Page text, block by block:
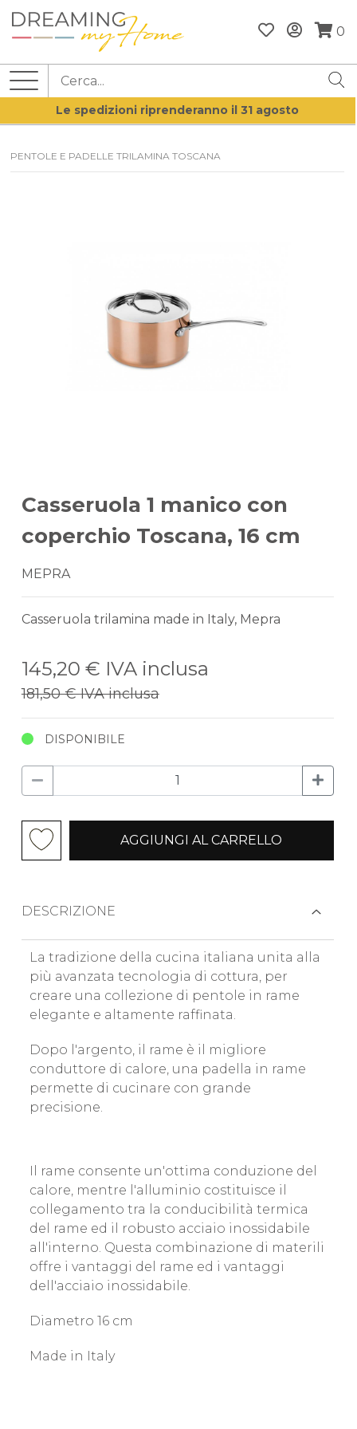
0
Le spedizioni riprenderanno il 31 agosto
PENTOLE E PADELLE TRILAMINA TOSCANA
Casseruola 1 manico con
coperchio Toscana, 16 cm
MEPRA
Casseruola trilamina made in Italy, Mepra
145,20 € IVA inclusa
181,50 €IVA inclusa
DISPONIBILE
AGGIUNGI AL CARRELLO
DESCRIZIONE
La tradizione della cucina italiana unita alla
più avanzata tecnologia di cottura, per
creare una collezione di pentole in rame
elegante e altamente raffinata.
Dopo l'argento, il rame è il migliore
conduttore di calore, una padella in rame
permette di cucinare con grande
precisione.
Il rame consente un'ottima conduzione del
calore, mentre l'alluminio costituisce il
collegamento tra la conducibilità termica
del rame ed il robusto acciaio inossidabile
all'interno. Questa combinazione di materili
offre i vantaggi del rame ed i vantaggi
dell'acciaio inossidabile.
Diametro 16 cm
Made in Italy